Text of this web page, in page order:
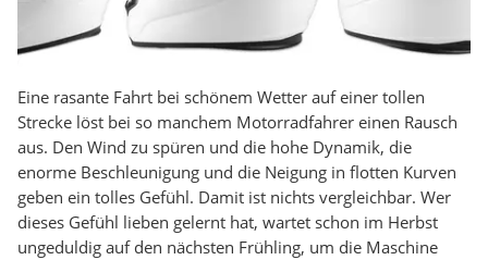
Eine rasante Fahrt bei schönem Wetter auf einer tollen
Strecke löst bei so manchem Motorradfahrer einen Rausch
aus. Den Wind zu spüren und die hohe Dynamik, die
enorme Beschleunigung und die Neigung in flotten Kurven
geben ein tolles Gefühl. Damit ist nichts vergleichbar. Wer
dieses Gefühl lieben gelernt hat, wartet schon im Herbst
ungeduldig auf den nächsten Frühling, um die Maschine